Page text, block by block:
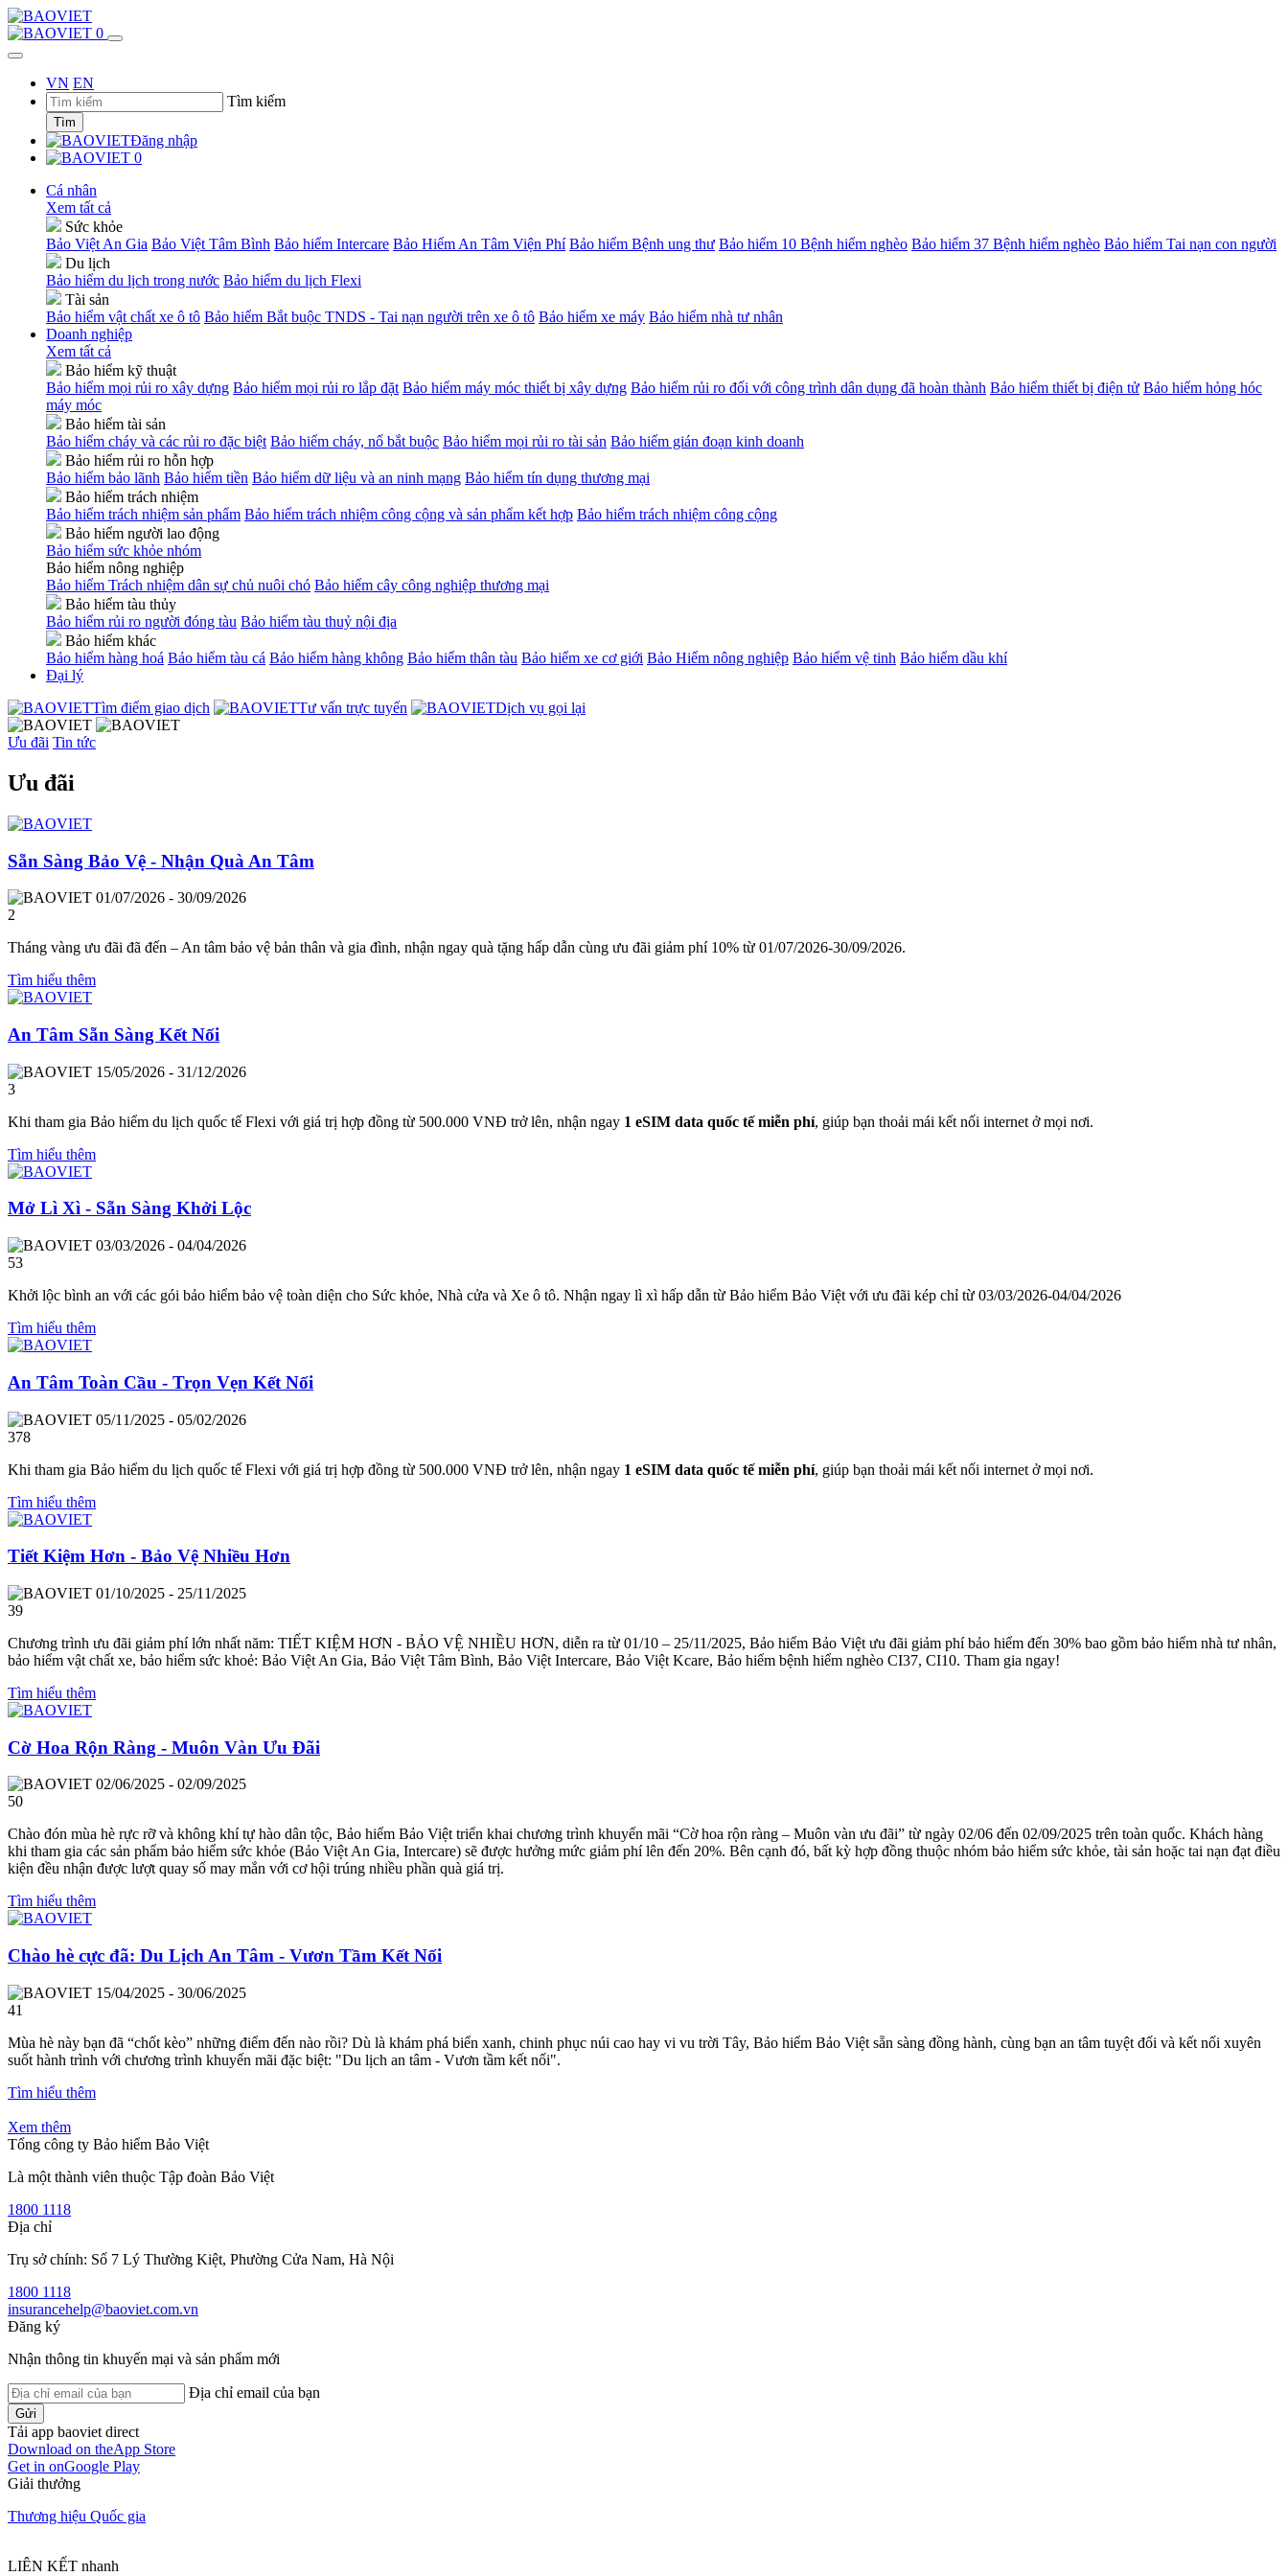
0
VN EN
Tìm kiếm
Tìm
Đăng nhập
0
Cá nhân
Xem tất cả
Sức khỏe
Bảo Việt An Gia Bảo Việt Tâm Bình Bảo hiểm Intercare Bảo Hiểm An Tâm Viện Phí Bảo hiểm Bệnh ung thư Bảo hiểm 10 Bệnh hiểm nghèo Bảo hiểm 37 Bệnh hiểm nghèo Bảo hiểm Tai nạn con người
Du lịch
Bảo hiểm du lịch trong nước Bảo hiểm du lịch Flexi
Tài sản
Bảo hiểm vật chất xe ô tô Bảo hiểm Bắt buộc TNDS - Tai nạn người trên xe ô tô Bảo hiểm xe máy Bảo hiểm nhà tư nhân
Doanh nghiệp
Xem tất cả
Bảo hiểm kỹ thuật
Bảo hiểm mọi rủi ro xây dựng Bảo hiểm mọi rủi ro lắp đặt Bảo hiểm máy móc thiết bị xây dựng Bảo hiểm rủi ro đối với công trình dân dụng đã hoàn thành Bảo hiểm thiết bị điện tử Bảo hiểm hỏng hóc
máy móc
Bảo hiểm tài sản
Bảo hiểm cháy và các rủi ro đặc biệt Bảo hiểm cháy, nổ bắt buộc Bảo hiểm mọi rủi ro tài sản Bảo hiểm gián đoạn kinh doanh
Bảo hiểm rủi ro hỗn hợp
Bảo hiểm bảo lãnh Bảo hiểm tiền Bảo hiểm dữ liệu và an ninh mạng Bảo hiểm tín dụng thương mại
Bảo hiểm trách nhiệm
Bảo hiểm trách nhiệm sản phẩm Bảo hiểm trách nhiệm công cộng và sản phẩm kết hợp Bảo hiểm trách nhiệm công cộng
Bảo hiểm người lao động
Bảo hiểm sức khỏe nhóm
Bảo hiểm nông nghiệp
Bảo hiểm Trách nhiệm dân sự chủ nuôi chó Bảo hiểm cây công nghiệp thương mại
Bảo hiểm tàu thủy
Bảo hiểm rủi ro người đóng tàu Bảo hiểm tàu thuỷ nội địa
Bảo hiểm khác
Bảo hiểm hàng hoá Bảo hiểm tàu cá Bảo hiểm hàng không Bảo hiểm thân tàu Bảo hiểm xe cơ giới Bảo Hiểm nông nghiệp Bảo hiểm vệ tinh Bảo hiểm dầu khí
Đại lý
Tìm điểm giao dịch
Tư vấn trực tuyến Dịch vụ gọi lại
Ưu đãi Tin tức
Ưu đãi
Sẵn Sàng Bảo Vệ - Nhận Quà An Tâm
01/07/2026 - 30/09/2026
2
Tháng vàng ưu đãi đã đến – An tâm bảo vệ bản thân và gia đình, nhận ngay quà tặng hấp dẫn cùng ưu đãi giảm phí 10% từ 01/07/2026-30/09/2026.
Tìm hiểu thêm
An Tâm Sẵn Sàng Kết Nối
15/05/2026 - 31/12/2026
3
Khi tham gia Bảo hiểm du lịch quốc tế Flexi với giá trị hợp đồng từ 500.000 VNĐ trở lên, nhận ngay 1 eSIM data quốc tế miễn phí, giúp bạn thoải mái kết nối internet ở mọi nơi.
Tìm hiểu thêm
Mở Lì Xì - Sẵn Sàng Khởi Lộc
03/03/2026 - 04/04/2026
53
Khởi lộc bình an với các gói bảo hiểm bảo vệ toàn diện cho Sức khỏe, Nhà cửa và Xe ô tô. Nhận ngay lì xì hấp dẫn từ Bảo hiểm Bảo Việt với ưu đãi kép chỉ từ 03/03/2026-04/04/2026
Tìm hiểu thêm
An Tâm Toàn Cầu - Trọn Vẹn Kết Nối
05/11/2025 - 05/02/2026
378
Khi tham gia Bảo hiểm du lịch quốc tế Flexi với giá trị hợp đồng từ 500.000 VNĐ trở lên, nhận ngay 1 eSIM data quốc tế miễn phí, giúp bạn thoải mái kết nối internet ở mọi nơi.
Tìm hiểu thêm
Tiết Kiệm Hơn - Bảo Vệ Nhiều Hơn
01/10/2025 - 25/11/2025
39
Chương trình ưu đãi giảm phí lớn nhất năm: TIẾT KIỆM HƠN - BẢO VỆ NHIỀU HƠN, diễn ra từ 01/10 – 25/11/2025, Bảo hiểm Bảo Việt ưu đãi giảm phí bảo hiểm đến 30% bao gồm bảo hiểm nhà tư nhân,
bảo hiểm vật chất xe, bảo hiểm sức khoẻ: Bảo Việt An Gia, Bảo Việt Tâm Bình, Bảo Việt Intercare, Bảo Việt Kcare, Bảo hiểm bệnh hiểm nghèo CI37, CI10. Tham gia ngay!
Tìm hiểu thêm
Cờ Hoa Rộn Ràng - Muôn Vàn Ưu Đãi
02/06/2025 - 02/09/2025
50
Chào đón mùa hè rực rỡ và không khí tự hào dân tộc, Bảo hiểm Bảo Việt triển khai chương trình khuyến mãi “Cờ hoa rộn ràng – Muôn vàn ưu đãi” từ ngày 02/06 đến 02/09/2025 trên toàn quốc. Khách hàng
khi tham gia các sản phẩm bảo hiểm sức khỏe (Bảo Việt An Gia, Intercare) sẽ được hưởng mức giảm phí lên đến 20%. Bên cạnh đó, bất kỳ hợp đồng thuộc nhóm bảo hiểm sức khỏe, tài sản hoặc tai nạn đạt điều
kiện đều nhận được lượt quay số may mắn với cơ hội trúng nhiều phần quà giá trị.
Tìm hiểu thêm
Chào hè cực đã: Du Lịch An Tâm - Vươn Tầm Kết Nối
15/04/2025 - 30/06/2025
41
Mùa hè này bạn đã “chốt kèo” những điểm đến nào rồi? Dù là khám phá biển xanh, chinh phục núi cao hay vi vu trời Tây, Bảo hiểm Bảo Việt sẵn sàng đồng hành, cùng bạn an tâm tuyệt đối và kết nối xuyên
suốt hành trình với chương trình khuyến mãi đặc biệt: "Du lịch an tâm - Vươn tầm kết nối".
Tìm hiểu thêm
Xem thêm
Tổng công ty Bảo hiểm Bảo Việt
Là một thành viên thuộc Tập đoàn Bảo Việt
1800 1118
Địa chỉ
Trụ sở chính: Số 7 Lý Thường Kiệt, Phường Cửa Nam, Hà Nội
1800 1118
insurancehelp@baoviet.com.vn
Đăng ký
Nhận thông tin khuyến mại và sản phẩm mới
Địa chỉ email của bạn
Gửi
Tải app baoviet direct
Download on theApp Store
Get in onGoogle Play
Giải thưởng
Thương hiệu Quốc gia
LIÊN KẾT nhanh